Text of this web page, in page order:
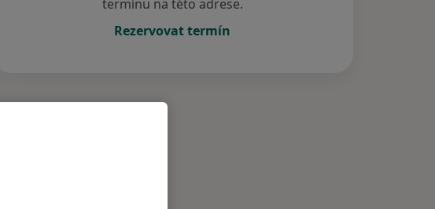
termínu na této adrese.
Rezervovat termín